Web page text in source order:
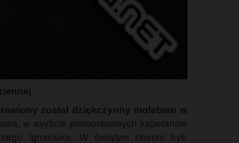
został dziękczynny molebien w
w asyście prawosławnych kapelanów
Ignaciuka. W świątyni obecni byli: